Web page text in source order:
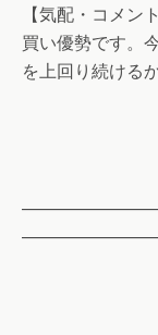
【気配・コメ
買い優勢です。
を上回り続ける